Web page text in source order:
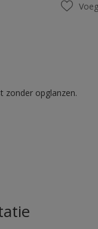
zonder opglanzen.